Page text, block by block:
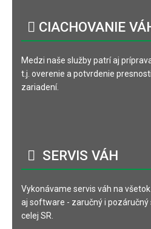
CIACHOVANIE
Medzi naše služby patrí aj
t.j. overenie a potvrdenie
zariadení.
SERVIS VÁH
Vykonávame servis váh na
aj software - zaručný i pozáručný
celej SR.